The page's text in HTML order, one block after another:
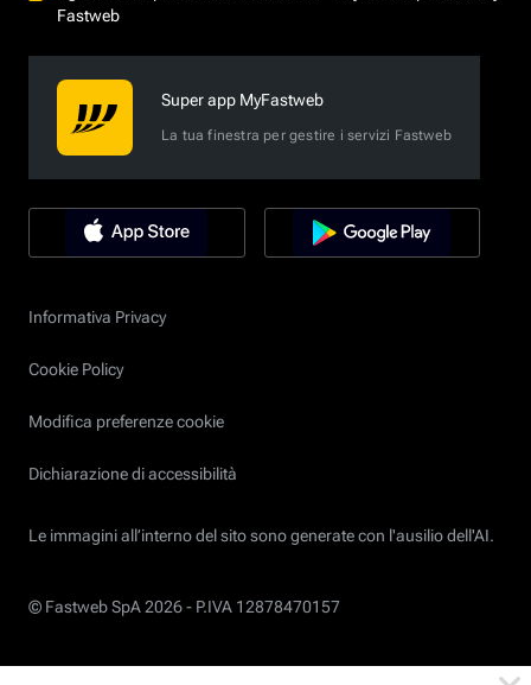
Fastweb
Super app MyFastweb
La tua finestra per gestire i servizi Fastweb
Informativa Privacy
Cookie Policy
Modifica preferenze cookie
Dichiarazione di accessibilità
Le immagini all’interno del sito sono generate con l'ausilio dell'AI.
© Fastweb SpA 2026 - P.IVA 12878470157